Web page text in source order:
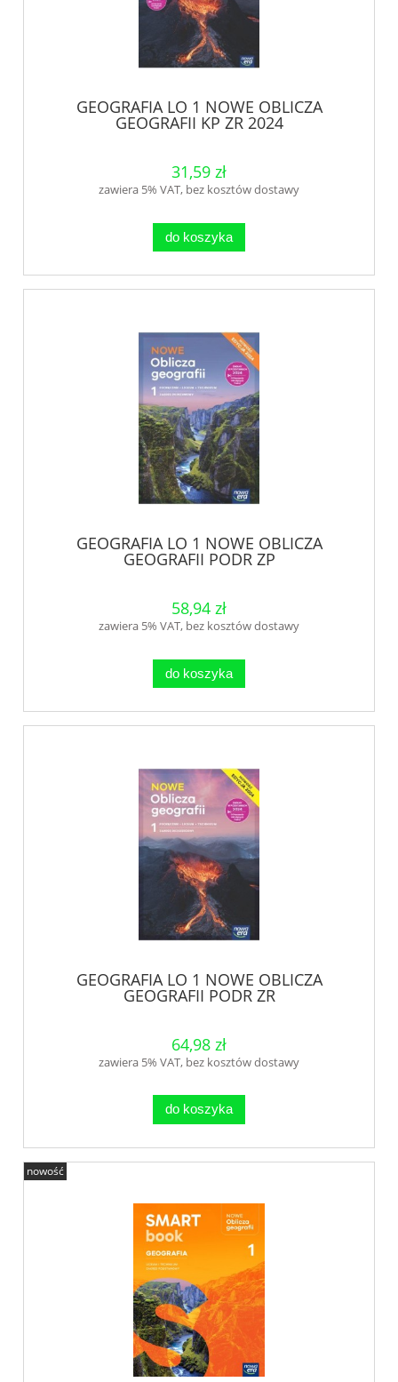
GEOGRAFIA LO 1 NOWE OBLICZA
GEOGRAFII KP ZR 2024
31,59 zł
zawiera 5% VAT, bez kosztów dostawy
do koszyka
GEOGRAFIA LO 1 NOWE OBLICZA
GEOGRAFII PODR ZP
58,94 zł
zawiera 5% VAT, bez kosztów dostawy
do koszyka
GEOGRAFIA LO 1 NOWE OBLICZA
GEOGRAFII PODR ZR
64,98 zł
zawiera 5% VAT, bez kosztów dostawy
do koszyka
nowość